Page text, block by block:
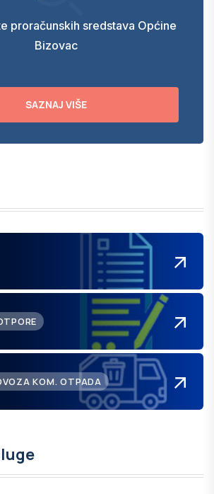
proračunskih sredstava Općine
Bizovac
SAZNAJ VIŠE
KOM. OTPADA